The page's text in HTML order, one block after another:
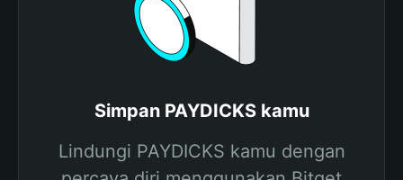
Simpan PAYDICKS kamu
Lindungi PAYDICKS kamu dengan